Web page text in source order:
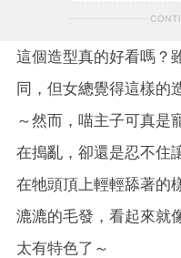
這個造型真的好看嗎？
同，但女總覺得這樣的
～然而，喵主子可真是
在搗亂，卻還是忍不住
在牠頭頂上輕輕舔著的
漉漉的毛發，看起來就
太有特色了～